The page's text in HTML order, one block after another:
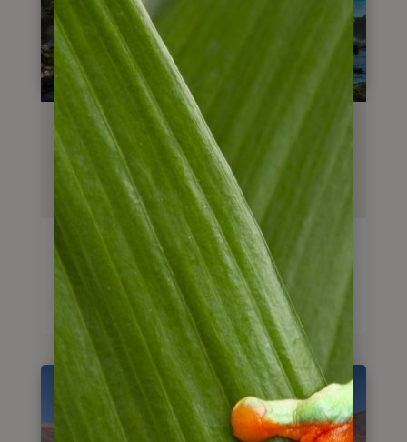
Reisebaustein
Wasserfälle von Iguazu
ab265€
Reise anschauen